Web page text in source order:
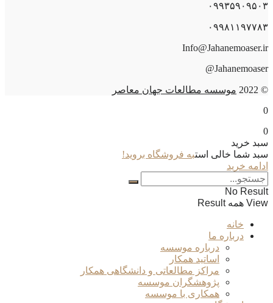
۰۹۹۳۵۹۰۹۵۰۳
۰۹۹۸۱۱۹۷۷۸۳
Info@Jahanemoaser.ir
Jahanemoaser@
© 2022
موسسه مطالعات جهان معاصر
0
0
سبد خرید
سبد شما خالی استبه فروشگاه بروید!
ادامه خرید
No Result
View همه Result
خانه
درباره ما
درباره موسسه
اساتید همکار
مراکز مطالعاتی و دانشگاهی همکار
پژوهشگران موسسه
همکاری با موسسه